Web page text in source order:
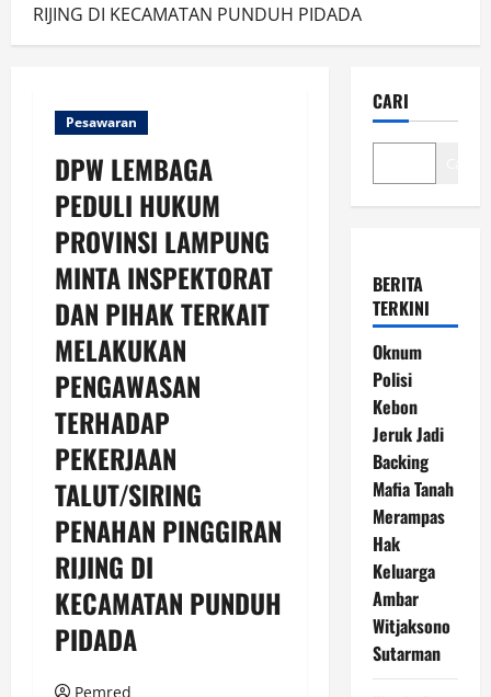
RIJING DI KECAMATAN PUNDUH PIDADA
Pesawaran
DPW LEMBAGA
PEDULI HUKUM
PROVINSI LAMPUNG
MINTA INSPEKTORAT
DAN PIHAK TERKAIT
MELAKUKAN
PENGAWASAN
TERHADAP
PEKERJAAN
TALUT/SIRING
PENAHAN PINGGIRAN
RIJING DI
KECAMATAN PUNDUH
PIDADA
Pemred
CARI
BERITA
TERKINI
Oknum
Polisi
Kebon
Jeruk Jadi
Backing
Mafia Tanah
Merampas
Hak
Keluarga
Ambar
Witjaksono
Sutarman